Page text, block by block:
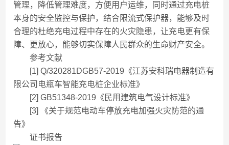
管理，降低管理难度，方便用户运维，同时通过充电桩
本身的安全监控与保护，结合限流式保护器，能够及时
合理的杜绝充电过程中存在的火灾隐患，让充电更有保
障、更放心，能够切实保障人民群众的生命财产安全。
参考文献
[1] Q/320281DGB57-2019《江苏安科瑞电器制造有
限公司电瓶车智能充电桩企业标准》
[2] GB51348-2019《民用建筑电气设计标准》
[3] 《关于规范电动车停放充电加强火灾防范的通
告》
证书报告